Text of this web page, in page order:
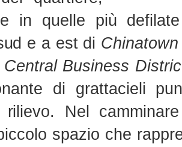
in quelle più
e a est di Chinatown
Central Business
di grattacieli
rilievo. Nel
spazio che